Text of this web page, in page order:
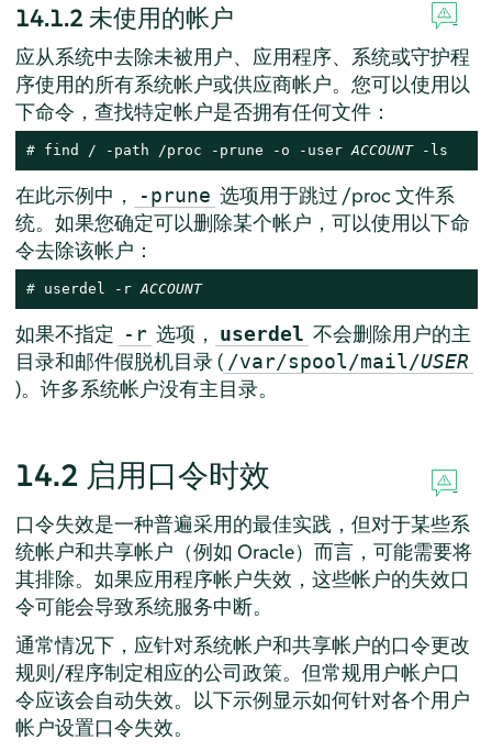
14.1.2 未使用的帐户
应从系统中去除未被用户、应用程序、系统或守护程
序使用的所有系统帐户或供应商帐户。您可以使用以
下命令，查找特定帐户是否拥有任何文件：
# find / -path /proc -prune -o -user ACCOUNT -ls
在此示例中， -prune 选项用于跳过 /proc 文件系
统。如果您确定可以删除某个帐户，可以使用以下命
令去除该帐户：
# userdel -r ACCOUNT
如果不指定 -r 选项， userdel 不会删除用户的主
目录和邮件假脱机目录 ( /var/spool/mail/USER
)。许多系统帐户没有主目录。
14.2 启用口令时效
口令失效是一种普遍采用的最佳实践，但对于某些系
统帐户和共享帐户（例如 Oracle）而言，可能需要将
其排除。如果应用程序帐户失效，这些帐户的失效口
令可能会导致系统服务中断。
通常情况下，应针对系统帐户和共享帐户的口令更改
规则/程序制定相应的公司政策。但常规用户帐户口
令应该会自动失效。以下示例显示如何针对各个用户
帐户设置口令失效。